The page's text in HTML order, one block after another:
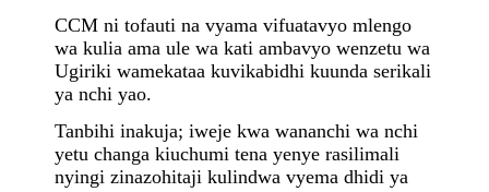
CCM ni tofauti na vyama vifuatavyo mlengo
wa kulia ama ule wa kati ambavyo wenzetu wa
Ugiriki wamekataa kuvikabidhi kuunda serikali
ya nchi yao.
Tanbihi inakuja; iweje kwa wananchi wa nchi
yetu changa kiuchumi tena yenye rasilimali
nyingi zinazohitaji kulindwa vyema dhidi ya